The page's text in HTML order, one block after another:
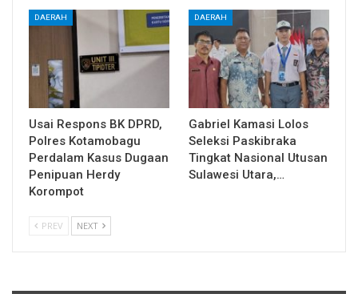
DAERAH
Usai Respons BK DPRD,
Polres Kotamobagu
Perdalam Kasus Dugaan
Penipuan Herdy
Korompot
DAERAH
Gabriel Kamasi Lolos
Seleksi Paskibraka
Tingkat Nasional Utusan
Sulawesi Utara,…
PREV NEXT